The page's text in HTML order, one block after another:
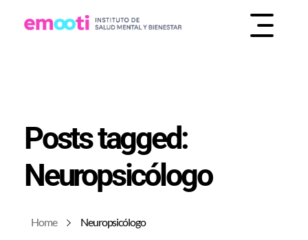
Home Neuropsicólogo
Posts tagged:
Neuropsicólogo